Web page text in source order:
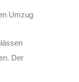
Umzug
Der